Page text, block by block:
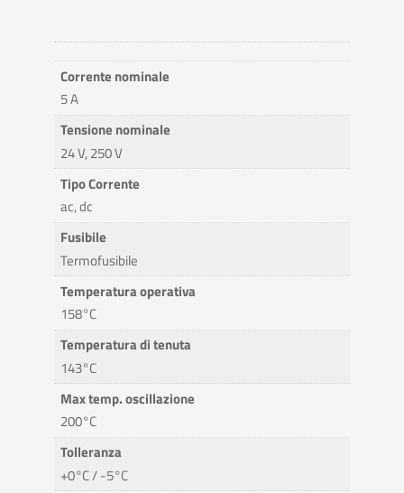
Corrente nominale
5 A
Tensione nominale
24 V, 250 V
Tipo Corrente
ac, dc
Fusibile
Termofusibile
Temperatura operativa
158°C
Temperatura di tenuta
143°C
Max temp. oscillazione
200°C
Tolleranza
+0°C / -5°C